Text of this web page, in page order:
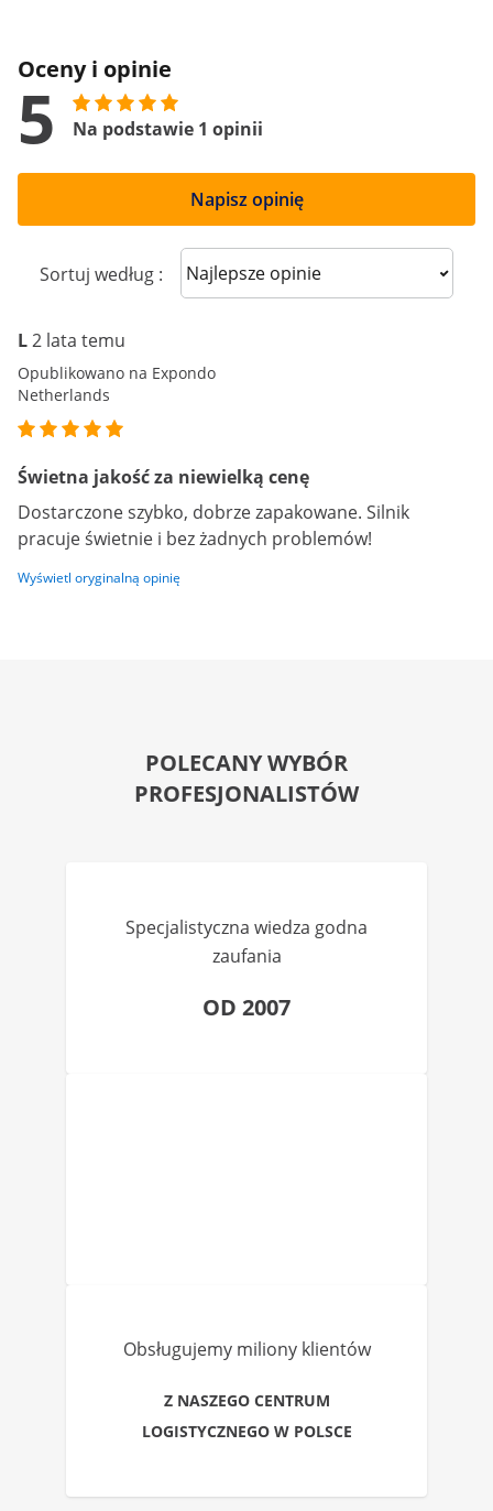
Oceny i opinie
5 Na podstawie 1 opinii
Napisz opinię
Sortuj według : Sort reviews
L2 lata temu
Opublikowano na Expondo
Netherlands
Świetna jakość za niewielką cenę
Dostarczone szybko, dobrze zapakowane. Silnik
pracuje świetnie i bez żadnych problemów!
Wyświetl oryginalną opinię
POLECANY WYBÓR
PROFESJONALISTÓW
Specjalistyczna wiedza godna
zaufania
OD 2007
Obsługujemy miliony klientów
Z NASZEGO CENTRUM
LOGISTYCZNEGO W POLSCE